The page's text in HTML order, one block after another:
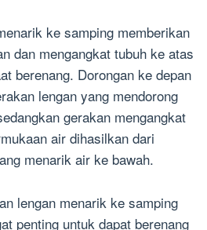
ke samping memberikan
dan mengangkat tubuh ke atas
berenang. Dorongan ke depan
lengan yang mendorong
gerakan mengangkat
air dihasilkan dari
menarik air ke bawah.
lengan menarik ke samping
penting untuk dapat berenang